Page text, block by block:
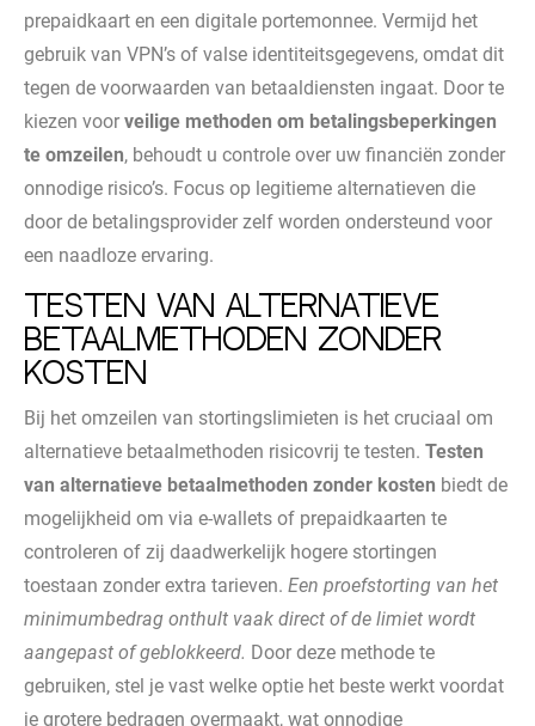
prepaidkaart en een digitale portemonnee. Vermijd het
gebruik van VPN’s of valse identiteitsgegevens, omdat dit
tegen de voorwaarden van betaaldiensten ingaat. Door te
kiezen voor veilige methoden om betalingsbeperkingen
te omzeilen, behoudt u controle over uw financiën zonder
onnodige risico’s. Focus op legitieme alternatieven die
door de betalingsprovider zelf worden ondersteund voor
een naadloze ervaring.
Testen van alternatieve
betaalmethoden zonder
kosten
Bij het omzeilen van stortingslimieten is het cruciaal om
alternatieve betaalmethoden risicovrij te testen. Testen
van alternatieve betaalmethoden zonder kosten biedt de
mogelijkheid om via e-wallets of prepaidkaarten te
controleren of zij daadwerkelijk hogere stortingen
toestaan zonder extra tarieven. Een proefstorting van het
minimumbedrag onthult vaak direct of de limiet wordt
aangepast of geblokkeerd. Door deze methode te
gebruiken, stel je vast welke optie het beste werkt voordat
je grotere bedragen overmaakt, wat onnodige